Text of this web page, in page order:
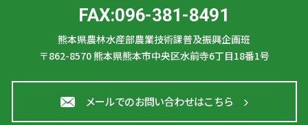
FAX:096-381-8491
熊本県農林水産部農業技術課普及振興企画班
〒862-8570熊本県熊本市中央区水前寺6丁目18番1号
メールでのお問い合わせはこちら